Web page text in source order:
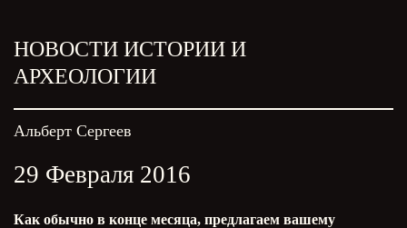
НОВОСТИ ИСТОРИИ И
АРХЕОЛОГИИ
29 Февраля 2016
Альберт Сергеев
Как обычно в конце месяца, предлагаем вашему